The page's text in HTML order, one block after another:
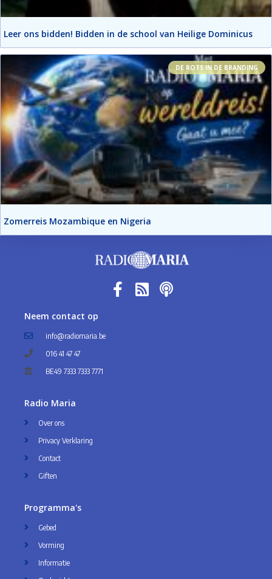
Leer ons bidden! Bidden in de school van Heilige Dominicus
DE ROTS IN DE BRANDING
Zomerreis Mozambique en Nigeria
Neem contact op
info@radiomaria.be
016 41 47 47
BE49 7333 7333 7771
Radio Maria
Over ons
Privacy Verklaring
Contact
Giften
Programma's
Gebed
Vorming
Informatie